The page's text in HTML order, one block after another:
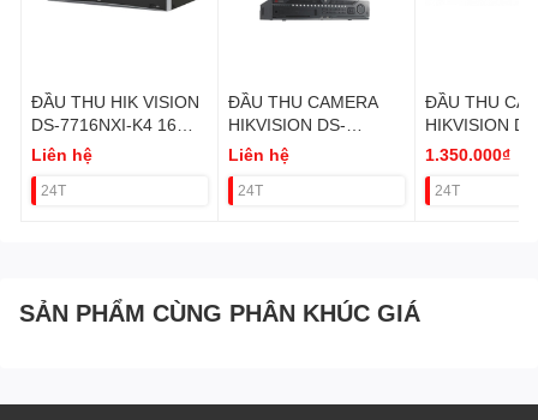
ĐẦU THU HIK VISION
DS-7716NXI-K4 16
KÊNH IP (4 HDD)
Liên hệ
24T
ĐẦU THU CAMERA
HIKVISION DS-
9664NI-I8
Liên hệ
24T
ĐẦU THU
HIKVISION
7204HUHI-
1.350.000₫
24T
SẢN PHẨM CÙNG PHÂN KHÚC GIÁ